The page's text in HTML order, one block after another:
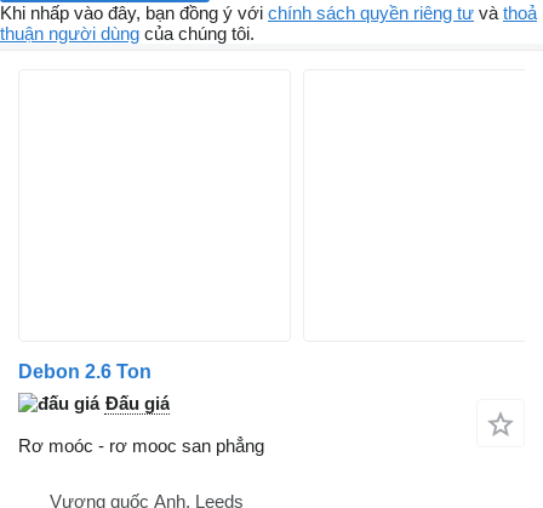
Khi nhấp vào đây, bạn đồng ý với chính sách quyền riêng tư và thoả
thuận người dùng của chúng tôi.
Debon 2.6 Ton
Đấu giá
Rơ moóc - rơ mooc san phẳng
Vương quốc Anh, Leeds